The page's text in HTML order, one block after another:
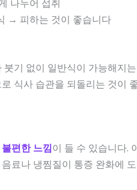
나누어 섭취
→ 피하는 것이 좋습니다
기 없이 일반식이 가능해지
식사 습관을 되돌리는 것이
편한 느낌이 들 수 있습니다.
료나 냉찜질이 통증 완화에